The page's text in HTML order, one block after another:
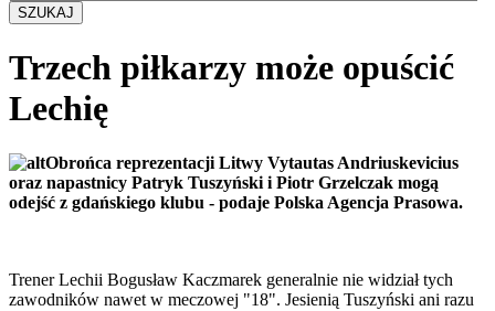
SZUKAJ
Trzech piłkarzy może opuścić
Lechię
Obrońca reprezentacji Litwy Vytautas Andriuskevicius
oraz napastnicy Patryk Tuszyński i Piotr Grzelczak mogą
odejść z gdańskiego klubu - podaje Polska Agencja Prasowa.
Trener Lechii Bogusław Kaczmarek generalnie nie widział tych
zawodników nawet w meczowej "18". Jesienią Tuszyński ani razu